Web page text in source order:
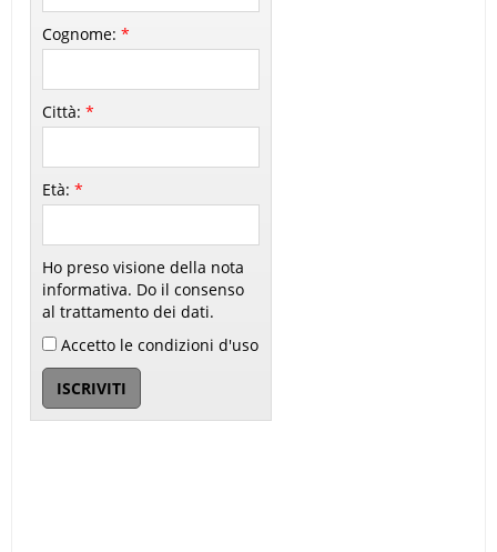
Cognome:*
Città:*
Età:*
Ho preso visione della nota
informativa. Do il consenso
al trattamento dei dati.
Accetto le condizioni d'uso